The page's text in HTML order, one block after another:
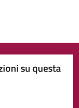
su questa